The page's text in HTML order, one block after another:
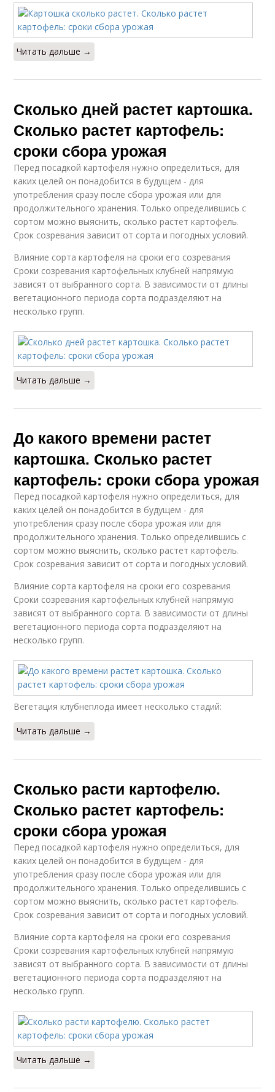
Читать дальше →
Сколько дней растет картошка.
Сколько растет картофель:
сроки сбора урожая
Перед посадкой картофеля нужно определиться, для
каких целей он понадобится в будущем - для
употребления сразу после сбора урожая или для
продолжительного хранения. Только определившись с
сортом можно выяснить, сколько растет картофель.
Срок созревания зависит от сорта и погодных условий.
Влияние сорта картофеля на сроки его созревания
Сроки созревания картофельных клубней напрямую
зависят от выбранного сорта. В зависимости от длины
вегетационного периода сорта подразделяют на
несколько групп.
Читать дальше →
До какого времени растет
картошка. Сколько растет
картофель: сроки сбора урожая
Перед посадкой картофеля нужно определиться, для
каких целей он понадобится в будущем - для
употребления сразу после сбора урожая или для
продолжительного хранения. Только определившись с
сортом можно выяснить, сколько растет картофель.
Срок созревания зависит от сорта и погодных условий.
Влияние сорта картофеля на сроки его созревания
Сроки созревания картофельных клубней напрямую
зависят от выбранного сорта. В зависимости от длины
вегетационного периода сорта подразделяют на
несколько групп.
Вегетация клубнеплода имеет несколько стадий:
Читать дальше →
Сколько расти картофелю.
Сколько растет картофель:
сроки сбора урожая
Перед посадкой картофеля нужно определиться, для
каких целей он понадобится в будущем - для
употребления сразу после сбора урожая или для
продолжительного хранения. Только определившись с
сортом можно выяснить, сколько растет картофель.
Срок созревания зависит от сорта и погодных условий.
Влияние сорта картофеля на сроки его созревания
Сроки созревания картофельных клубней напрямую
зависят от выбранного сорта. В зависимости от длины
вегетационного периода сорта подразделяют на
несколько групп.
Читать дальше →